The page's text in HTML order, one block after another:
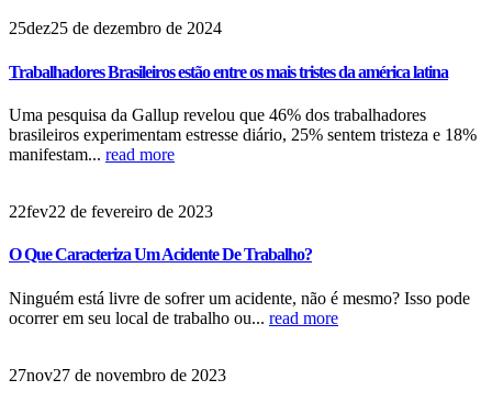
25dez25 de dezembro de 2024
Trabalhadores Brasileiros estão entre os mais tristes da américa latina
Uma pesquisa da Gallup revelou que 46% dos trabalhadores
brasileiros experimentam estresse diário, 25% sentem tristeza e 18%
manifestam... read more
22fev22 de fevereiro de 2023
O Que Caracteriza Um Acidente De Trabalho?
Ninguém está livre de sofrer um acidente, não é mesmo? Isso pode
ocorrer em seu local de trabalho ou... read more
27nov27 de novembro de 2023